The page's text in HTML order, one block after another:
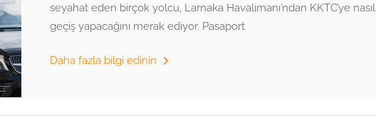
seyahat eden birçok yolcu, Larnaka Havalimanı’ndan KKTC’ye nasıl
geçiş yapacağını merak ediyor. Pasaport
Daha fazla bilgi edinin